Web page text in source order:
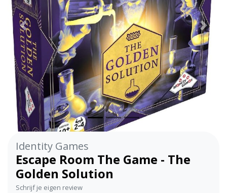
Vorige
Identity Games
Escape Room The Game - The
Golden Solution
Schrijf je eigen review